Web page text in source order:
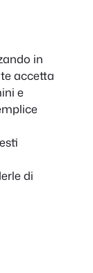
in
accetta
e
di